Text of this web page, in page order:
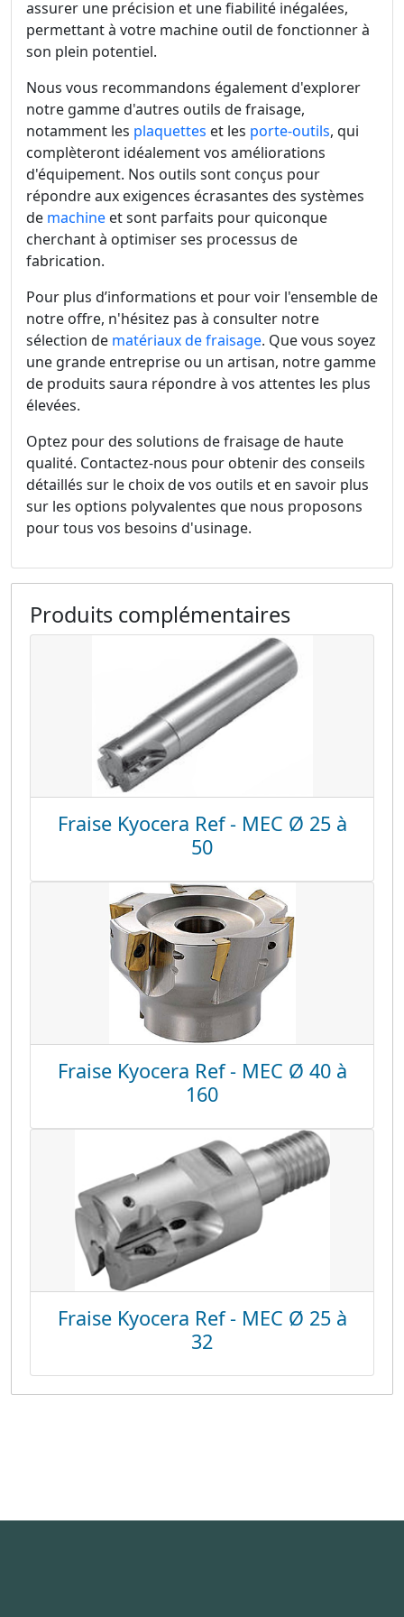
assurer une précision et une fiabilité inégalées,
permettant à votre machine outil de fonctionner à
son plein potentiel.
Nous vous recommandons également d'explorer
notre gamme d'autres outils de fraisage,
notamment les plaquettes et les porte-outils, qui
complèteront idéalement vos améliorations
d'équipement. Nos outils sont conçus pour
répondre aux exigences écrasantes des systèmes
de machine et sont parfaits pour quiconque
cherchant à optimiser ses processus de
fabrication.
Pour plus d’informations et pour voir l'ensemble de
notre offre, n'hésitez pas à consulter notre
sélection de matériaux de fraisage. Que vous soyez
une grande entreprise ou un artisan, notre gamme
de produits saura répondre à vos attentes les plus
élevées.
Optez pour des solutions de fraisage de haute
qualité. Contactez-nous pour obtenir des conseils
détaillés sur le choix de vos outils et en savoir plus
sur les options polyvalentes que nous proposons
pour tous vos besoins d'usinage.
Produits complémentaires
Fraise Kyocera Ref - MEC Ø 25 à
50
Fraise Kyocera Ref - MEC Ø 40 à
160
Fraise Kyocera Ref - MEC Ø 25 à
32